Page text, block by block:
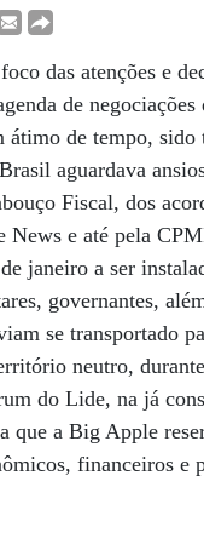
das atenções e
de
átimo de tempo, sido
aguardava
Fiscal, dos
News e até pela
janeiro a ser
governantes,
se transportado
neutro,
do Lide, na já
que a Big Apple
financeiros e